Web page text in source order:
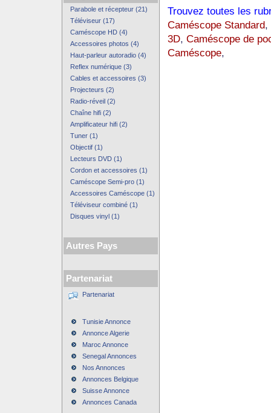
Parabole et récepteur (21)
Téléviseur (17)
Caméscope HD (4)
Accessoires photos (4)
Haut-parleur autoradio (4)
Reflex numérique (3)
Cables et accessoires (3)
Projecteurs (2)
Radio-réveil (2)
Chaîne hifi (2)
Amplificateur hifi (2)
Tuner (1)
Objectif (1)
Lecteurs DVD (1)
Cordon et accessoires (1)
Caméscope Semi-pro (1)
Accessoires Caméscope (1)
Téléviseur combiné (1)
Disques vinyl (1)
Autres Pays
Partenariat
Partenariat
Tunisie Annonce
Annonce Algerie
Maroc Annonce
Senegal Annonces
Nos Annonces
Annonces Belgique
Suisse Annonce
Annonces Canada
Trouvez toutes les
Caméscope Standard,
3D, Caméscope de
Caméscope,